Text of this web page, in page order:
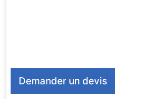
Demander un devis